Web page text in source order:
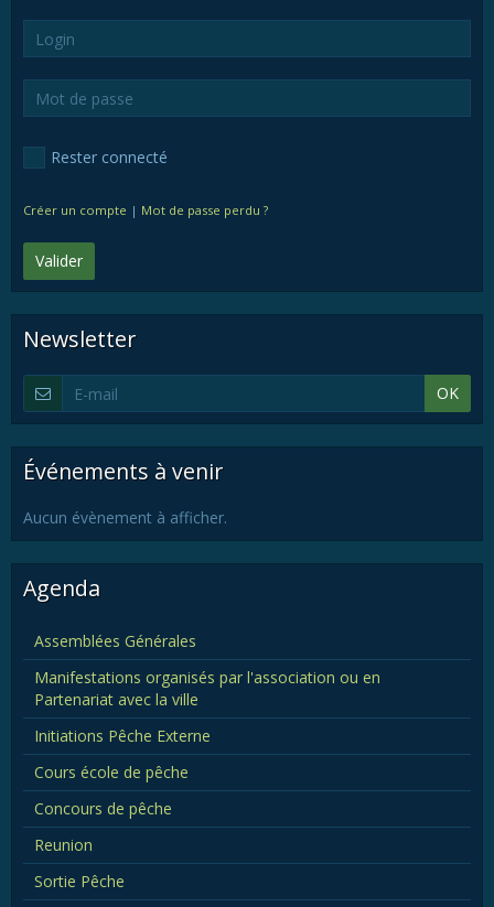
Rester connecté
Créer un compte | Mot de passe perdu ?
Valider
Newsletter
OK
Événements à venir
Aucun évènement à afficher.
Agenda
Assemblées Générales
Manifestations organisés par l'association ou en
Partenariat avec la ville
Initiations Pêche Externe
Cours école de pêche
Concours de pêche
Reunion
Sortie Pêche